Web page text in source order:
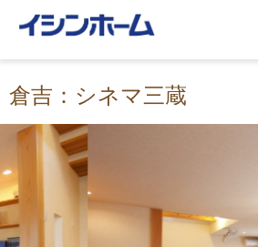
倉吉：シネマ三蔵